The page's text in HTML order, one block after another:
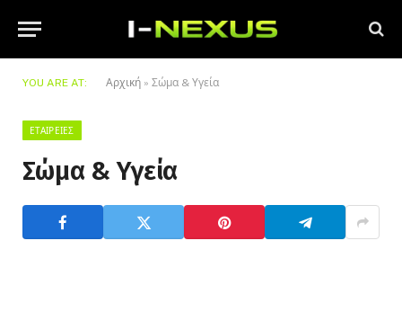
YOU ARE AT: Αρχική » Σώμα & Υγεία
ΕΤΑΙΡΕΊΕΣ
Σώμα & Υγεία